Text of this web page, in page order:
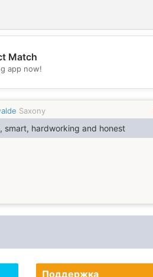
Match
app now!
Saxony
smart, hardworking and honest
Поддержка